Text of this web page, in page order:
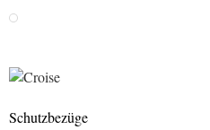
Weiss
Schutzbezüge